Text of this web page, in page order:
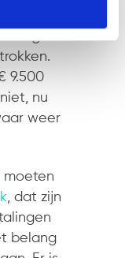
dagen
9.500
nu
weer
moeten
, dat zijn
belang